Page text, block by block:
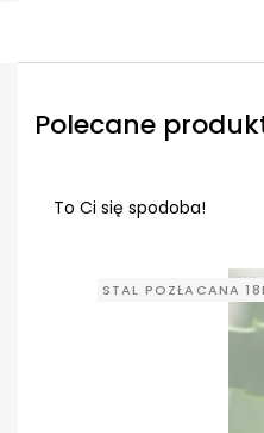
Polecane
To Ci się spodoba!
STAL POZŁACANA